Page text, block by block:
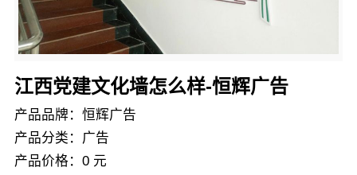
江西党建文化墙怎么样-恒辉广告
产品品牌：恒辉广告
产品分类：广告
产品价格：0 元